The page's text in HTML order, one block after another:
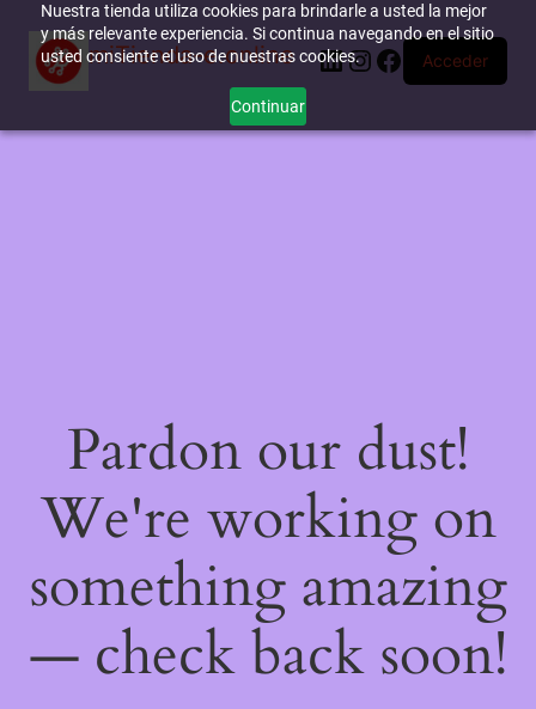
Nuestra tienda utiliza cookies para brindarle a usted la mejor
y más relevante experiencia. Si continua navegando en el sitio
usted consiente el uso de nuestras cookies.
Continuar
miTienda-e.online LinkedIn
Instagram
Facebook
Acceder
Pardon our dust!
We're working on
something amazing
— check back soon!